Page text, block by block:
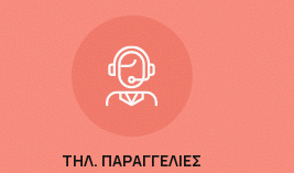
ΤΗΛ. ΠΑΡΑΓΓΕΛΙΕΣ